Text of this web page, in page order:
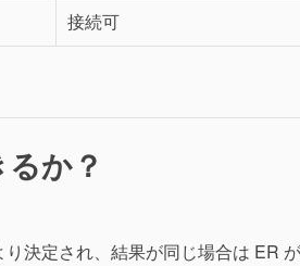
接続可
か？
決定され、結果が同じ場合は ER が